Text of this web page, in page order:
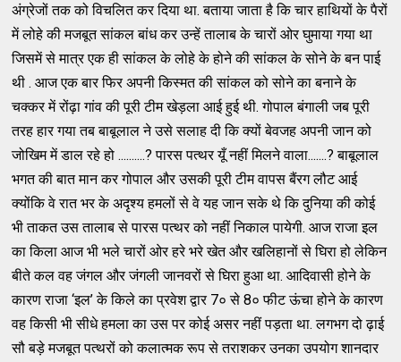
अंग्रेजों तक को विचलित कर दिया था. बताया जाता है कि चार हाथियों के पैरों
में लोहे की मजबूत सांकल बांध कर उन्हें तालाब के चारों ओर घुमाया गया था
जिसमें से मात्र एक ही सांकल के लोहे के होने की सांकल के सोने के बन पाई
थी . आज एक बार फिर अपनी किस्मत की सांकल को सोने का बनाने के
चक्कर में रोंढ़ा गांव की पूरी टीम खेड़ला आई हुई थी. गोपाल बंगाली जब पूरी
तरह हार गया तब बाबूलाल ने उसे सलाह दी कि क्यों बेवजह अपनी जान को
जोखिम में डाल रहे हो ..........? पारस पत्थर यूँ नहीं मिलने वाला.......? बाबूलाल
भगत की बात मान कर गोपाल और उसकी पूरी टीम वापस बैंरग लौट आई
क्योंकि वे रात भर के अदृश्य हमलों से वे यह जान सके थे कि दुनिया की कोई
भी ताकत उस तालाब से पारस पत्थर को नहीं निकाल पायेगी. आज राजा इल
का किला आज भी भले चारों ओर हरे भरे खेत और खलिहानों से घिरा हो लेकिन
बीते कल वह जंगल और जंगली जानवरों से घिरा हुआ था. आदिवासी होने के
कारण राजा ‘इल’ के किले का प्रवेश द्वार 7० से 8० फीट ऊंचा होने के कारण
वह किसी भी सीधे हमला का उस पर कोई असर नहीं पड़ता था. लगभग दो ढ़ाई
सौ बड़े मजबूत पत्थरों को कलात्मक रूप से तराशकर उनका उपयोग शानदार